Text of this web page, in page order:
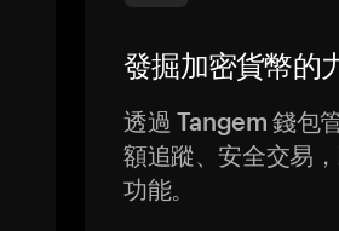
發掘加密貨幣的
透過 Tangem 錢包
額追蹤、安全交易
功能。